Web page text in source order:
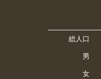
総人口
男
女